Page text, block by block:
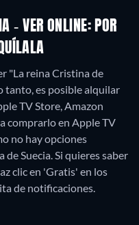
- VER ONLINE: POR
"La reina Cristina de
tanto, es posible alquilar
TV Store, Amazon
comprarlo en Apple TV
no hay opciones
Suecia. Si quieres saber
clic en 'Gratis' en los
de notificaciones.